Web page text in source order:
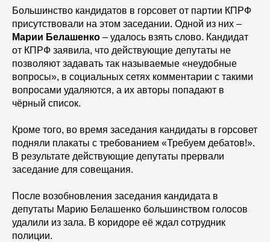
Большинство кандидатов в горсовет от партии КПРФ
присутствовали на этом заседании. Одной из них –
Марии Белашенко – удалось взять слово. Кандидат
от КПРФ заявила, что действующие депутаты не
позволяют задавать так называемые «неудобные
вопросы», в социальных сетях комментарии с такими
вопросами удаляются, а их авторы попадают в
чёрный список.
Кроме того, во время заседания кандидаты в горсовет
подняли плакаты с требованием «Требуем дебатов!».
В результате действующие депутаты прервали
заседание для совещания.
После возобновления заседания кандидата в
депутаты Марию Белашенко большинством голосов
удалили из зала. В коридоре её ждал сотрудник
полиции.